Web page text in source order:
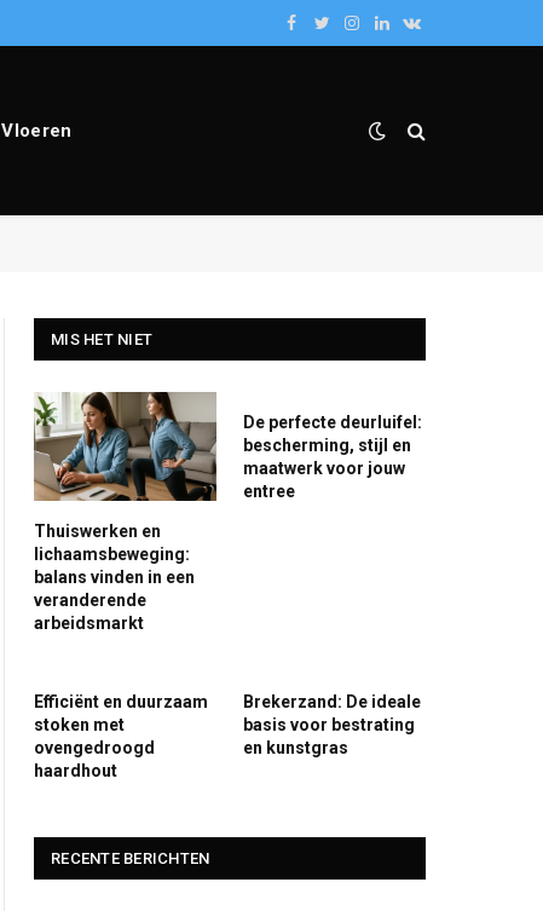
Facebook
TwitterInstagram
LinkedInVKontakte
Vloeren
MIS HET NIET
Thuiswerken en
lichaamsbeweging:
balans vinden in een
veranderende
arbeidsmarkt
De perfecte deurluifel:
bescherming, stijl en
maatwerk voor jouw
entree
Efficiënt en duurzaam
stoken met
ovengedroogd
haardhout
Brekerzand: De ideale
basis voor bestrating
en kunstgras
RECENTE BERICHTEN